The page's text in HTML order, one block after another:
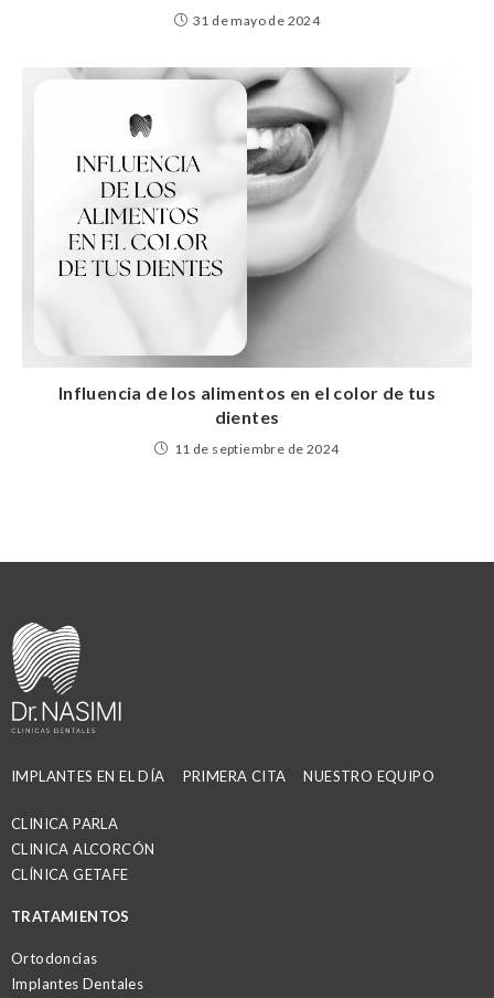
31 de mayo de 2024
Influencia de los alimentos en el color de tus
dientes
11 de septiembre de 2024
IMPLANTES EN EL DÍA PRIMERA CITA NUESTRO EQUIPO
CLINICA PARLA
CLINICA ALCORCÓN
CLÍNICA GETAFE
TRATAMIENTOS
Ortodoncias
Implantes Dentales